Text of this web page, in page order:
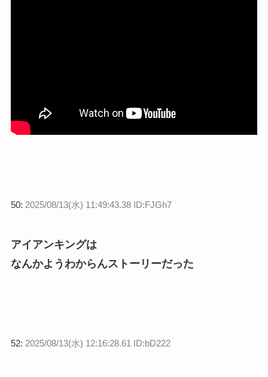
50: 2025/08/13(水) 11:49:43.38 ID:FJGh7
アイアンキングは
なんかようわからんストーリーだった
52: 2025/08/13(水) 12:16:28.61 ID:bD222